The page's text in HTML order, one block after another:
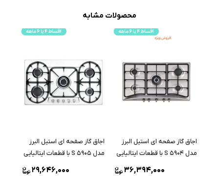
محصولات مشابه
اجاق گاز صفحه ای استیل البرز
مدل S 5904 با قطعات ایتالیایی
36,394,000
اجاق گاز صفحه ای استیل البرز
مدل S 5905 با قطعات ایتالیایی
29,646,000